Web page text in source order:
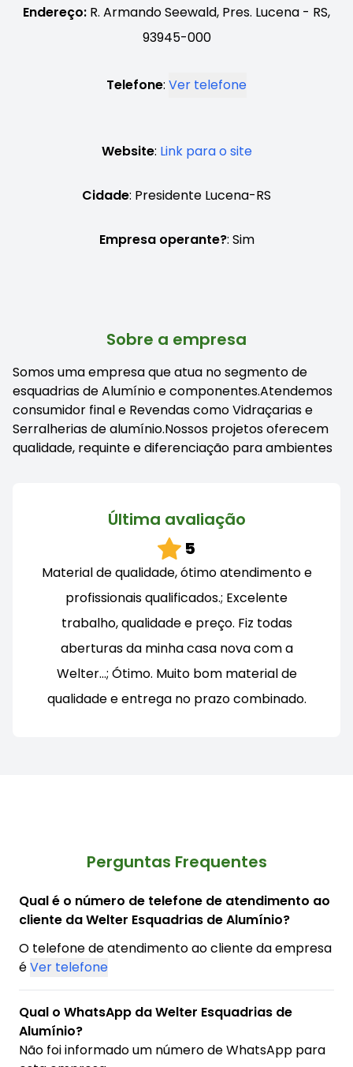
Endereço: R. Armando Seewald, Pres. Lucena - RS,
93945-000
Telefone: Ver telefone
Website: Link para o site
Cidade: Presidente Lucena-RS
Empresa operante?: Sim
Sobre a empresa
Somos uma empresa que atua no segmento de
esquadrias de Alumínio e componentes.Atendemos
consumidor final e Revendas como Vidraçarias e
Serralherias de alumínio.Nossos projetos oferecem
qualidade, requinte e diferenciação para ambientes
Última avaliação
5
Material de qualidade, ótimo atendimento e
profissionais qualificados.; Excelente
trabalho, qualidade e preço. Fiz todas
aberturas da minha casa nova com a
Welter…; Ótimo. Muito bom material de
qualidade e entrega no prazo combinado.
Perguntas Frequentes
Qual é o número de telefone de atendimento ao
cliente da Welter Esquadrias de Alumínio?
O telefone de atendimento ao cliente da empresa
éVer telefone
Qual o WhatsApp da Welter Esquadrias de
Alumínio?
Não foi informado um número de WhatsApp para